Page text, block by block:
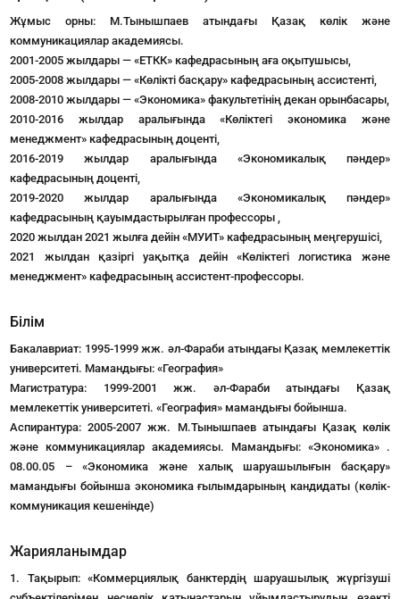
Жұмыс орны: М.Тынышпаев атындағы Қазақ көлік және
коммуникациялар академиясы.
2001-2005 жылдары — «ЕТКК» кафедрасының аға оқытушысы,
2005-2008 жылдары — «Көлікті басқару» кафедрасының ассистенті,
2008-2010 жылдары — «Экономика» факультетінің декан орынбасары,
2010-2016 жылдар аралығында «Көліктегі экономика және
менеджмент» кафедрасының доценті,
2016-2019 жылдар аралығында «Экономикалық пәндер»
кафедрасының доценті,
2019-2020 жылдар аралығында «Экономикалық пәндер»
кафедрасының қауымдастырылған профессоры ,
2020 жылдан 2021 жылға дейін «МУИТ» кафедрасының меңгерушісі,
2021 жылдан қазіргі уақытқа дейін «Көліктегі логистика және
менеджмент» кафедрасының ассистент-профессоры.
Білім
Бакалавриат: 1995-1999 жж. әл-Фараби атындағы Қазақ мемлекеттік
университеті. Мамандығы: «География»
Магистратура: 1999-2001 жж. әл-Фараби атындағы Қазақ
мемлекеттік университеті. «География» мамандығы бойынша.
Аспирантура: 2005-2007 жж. М.Тынышпаев атындағы Қазақ көлік
және коммуникациялар академиясы. Мамандығы: «Экономика» .
08.00.05 – «Экономика және халық шаруашылығын басқару»
мамандығы бойынша экономика ғылымдарының кандидаты (көлік-
коммуникация кешенінде)
Жарияланымдар
1. Тақырып: «Коммерциялық банктердің шаруашылық жүргізуші